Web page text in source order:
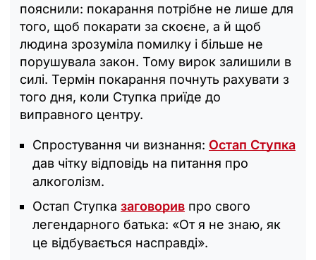
пояснили: покарання потрібне не лише для
того, щоб покарати за скоєне, а й щоб
людина зрозуміла помилку і більше не
порушувала закон. Тому вирок залишили в
силі. Термін покарання почнуть рахувати з
того дня, коли Ступка приїде до
виправного центру.
Спростування чи визнання: Остап Ступка
дав чітку відповідь на питання про
алкоголізм.
Остап Ступка заговорив про свого
легендарного батька: «‎От я не знаю, як
це відбувається насправді».